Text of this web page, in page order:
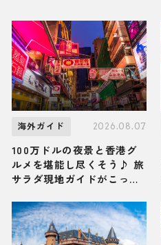
海外ガイド 2026.08.07
100万ドルの夜景と香港グ
ルメを堪能し尽くそう♪ 旅
サラダ現地ガイドがこっそ
光スポット・グルメ・お土
産3選